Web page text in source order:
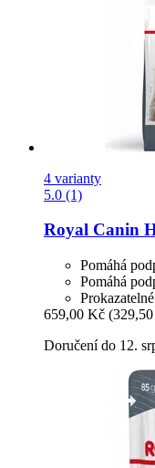
4 varianty
5.0 (1)
Royal Canin
Pomáhá
Pomáhá
659,00 Kč
Doručení do 12.